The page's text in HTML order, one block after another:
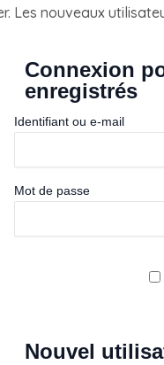
Les nouveaux
Connexion
enregistrés
Identifiant ou e-mail
Mot de passe
Nouvel